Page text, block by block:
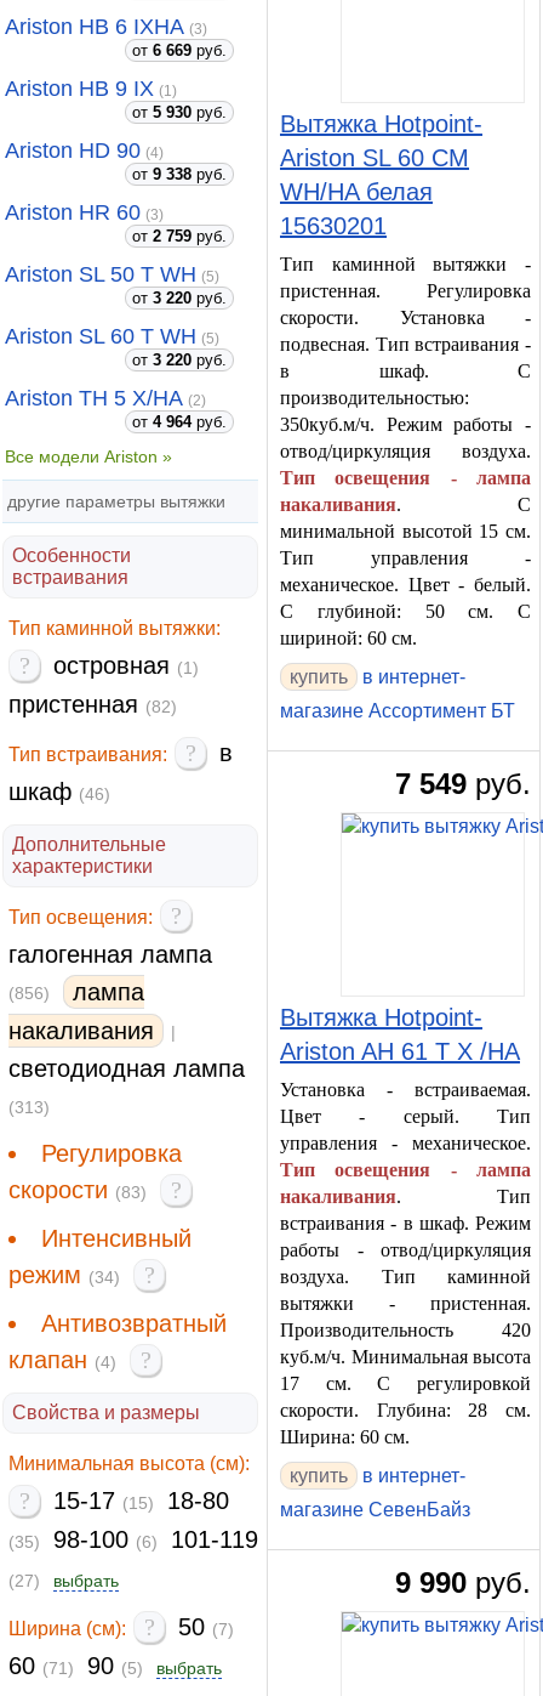
Ariston HB 6 IXHA (3)
от 6 669 руб.
Ariston HB 9 IX (1)
от 5 930 руб.
Ariston HD 90 (4)
от 9 338 руб.
Ariston HR 60 (3)
от 2 759 руб.
Ariston SL 50 T WH (5)
от 3 220 руб.
Ariston SL 60 T WH (5)
от 3 220 руб.
Ariston TH 5 X/HA (2)
от 4 964руб.
Все модели Ariston »
другие параметры вытяжки
Особенности
встраивания
Тип каминной вытяжки:
? островная (1)
пристенная (82)
Тип встраивания: ?
в
шкаф (46)
Дополнительные
характеристики
Тип освещения:
?
галогенная лампа
(856)
лампа
накаливания
|
светодиодная лампа
(313)
Регулировка
скорости (83)
?
Интенсивный
режим (34)
?
Антивозвратный
клапан (4) ?
Свойства и размеры
Минимальная высота (см):
? 15-17 (15) 18-80
(35) 98-100 (6) 101-119
(27) выбрать
Ширина (см): ? 50 (7)
60 (71) 90 (5) выбрать
Вытяжка Hotpoint-
Ariston SL 60 CM
WH/HA белая
15630201
Тип каминной вытяжки -
пристенная. Регулировка
скорости. Установка -
подвесная. Тип встраивания -
в шкаф. С
производительностью:
350куб.м/ч. Режим работы -
отвод/циркуляция воздуха.
Тип освещения - лампа
накаливания. С
минимальной высотой 15 см.
Тип управления -
механическое. Цвет - белый.
С глубиной: 50 см. С
шириной: 60 см.
купить
в интернет-
магазине Ассортимент БТ
7 549 руб.
Вытяжка Hotpoint-
Ariston AH 61 T X /HA
Установка - встраиваемая.
Цвет - серый. Тип
управления - механическое.
Тип освещения - лампа
накаливания. Тип
встраивания - в шкаф. Режим
работы - отвод/циркуляция
воздуха. Тип каминной
вытяжки - пристенная.
Производительность 420
куб.м/ч. Минимальная высота
17 см. С регулировкой
скорости. Глубина: 28 см.
Ширина: 60 см.
купить
в интернет-
магазине СевенБайз
9 990 руб.